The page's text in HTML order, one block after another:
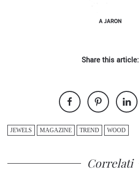
A JARON
Share this article:
JEWELS MAGAZINE TREND WOOD
Correlati